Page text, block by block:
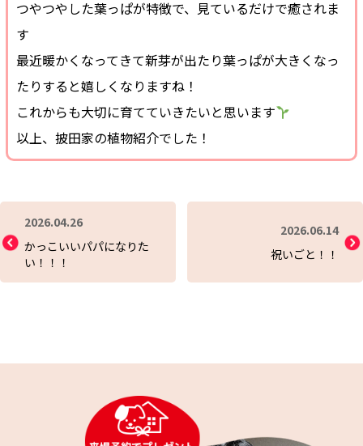
つやつやした葉っぱが特徴で、見ているだけで癒されま
す
最近暖かくなってきて新芽が出たり葉っぱが大きくなっ
たりすると嬉しくなりますね！
これからも大切に育てていきたいと思います
以上、披田家の植物紹介でした！
2026.04.26
かっこいいパパになりた
い！！！
2026.06.14
祝いごと！！